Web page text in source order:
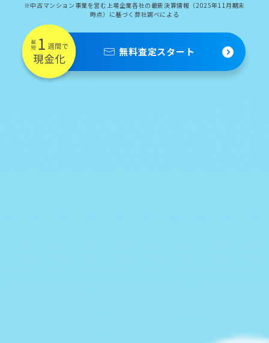
※中古マンション事業を営む上場企業各社の最新決算情報（2025年11月期末
時点）に基づく弊社調べによる
無料査定スタート